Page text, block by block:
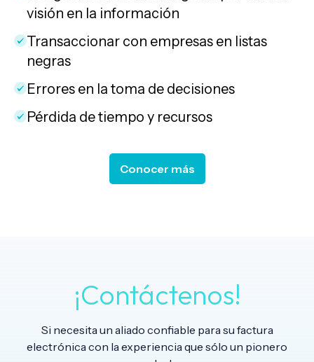
visión en la información
Transaccionar con empresas en listas
negras
Errores en la toma de decisiones
Pérdida de tiempo y recursos
Conocer más
¡Contáctenos!
Si necesita un aliado confiable para su factura
electrónica con la experiencia que sólo un pionero